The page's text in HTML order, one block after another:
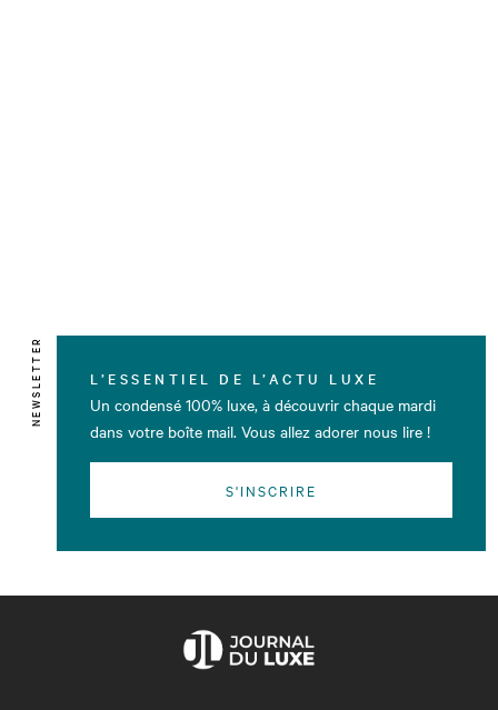
NEWSLETTER L’ESSENTIEL DE L’ACTU LUXE
Un condensé 100% luxe, à découvrir chaque mardi
dans votre boîte mail. Vous allez adorer nous lire !
S'INSCRIRE